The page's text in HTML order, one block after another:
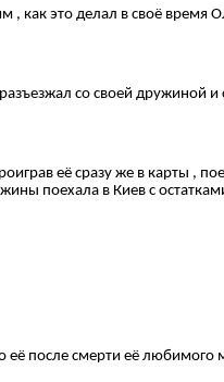
это делал в своё
со своей дружиной и
её сразу же в карты ,
поехала в Киев с
после смерти её